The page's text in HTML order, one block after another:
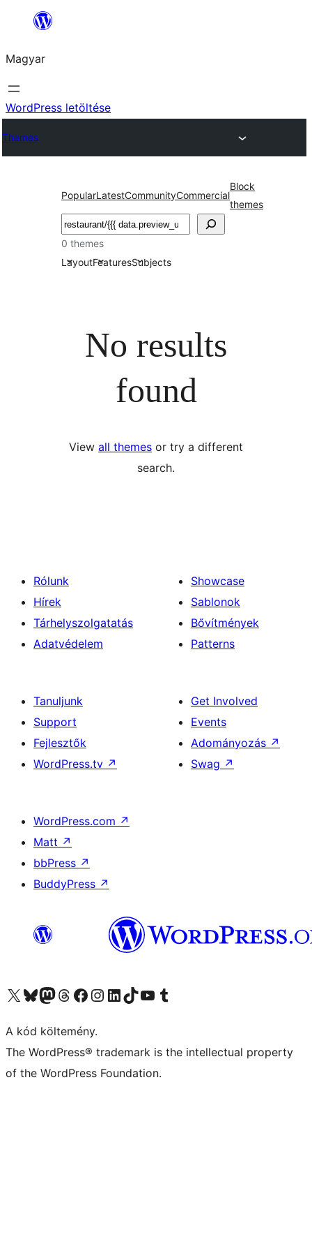
Ugrás
tartalomhoz
Magyar
WordPress letöltése
Themes
PopularLatestCommunityCommercial
Block
themes
Keresés
0 themes
LayoutFeaturesSubjects
No results
found
View all themes or try a different
search.
Rólunk
Hírek
Tárhelyszolgatatás
Adatvédelem
Showcase
Sablonok
Bővítmények
Patterns
Tanuljunk
Support
Fejlesztők
WordPress.tv ↗
Get Involved
Events
Adományozás ↗
Swag ↗
WordPress.com ↗
Matt ↗
bbPress ↗
BuddyPress ↗
Visit our X (formerly Twitter) account
Visit our Bluesky account
Twitter csatornánk
Visit our Threads account
Facebook oldalunk megtekintése
Visit our Instagram account
Visit our LinkedIn account
Visit our TikTok account
Visit our YouTube channel
Visit our Tumblr account
A kód költemény.
The WordPress® trademark is the intellectual property
of the WordPress Foundation.